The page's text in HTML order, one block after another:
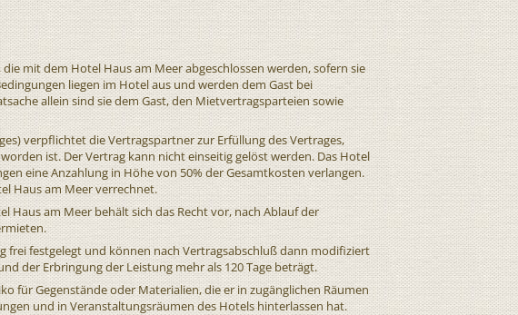
mit dem Hotel Haus am Meer abgeschlossen werden, sofern sie
liegen im Hotel aus und werden dem Gast bei
allein sind sie dem Gast, den Mietvertragsparteien sowie
verpflichtet die Vertragspartner zur Erfüllung des Vertrages,
ist. Der Vertrag kann nicht einseitig gelöst werden. Das Hotel
eine Anzahlung in Höhe von 50% der Gesamtkosten verlangen.
Haus am Meer verrechnet.
am Meer behält sich das Recht vor, nach Ablauf der
frei festgelegt und können nach Vertragsabschluß dann modifiziert
der Erbringung der Leistung mehr als 120 Tage beträgt.
für Gegenstände oder Materialien, die er in zugänglichen Räumen
und in Veranstaltungsräumen des Hotels hinterlassen hat.